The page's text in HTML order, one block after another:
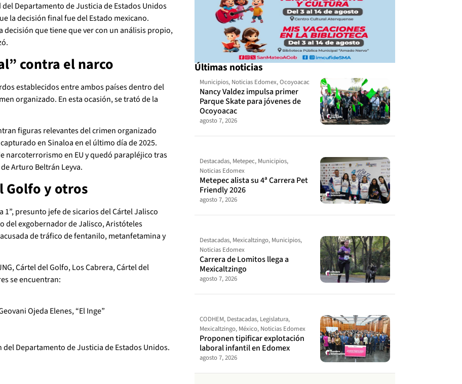
Departamento de Justicia de Estados Unidos
la decisión final fue del Estado mexicano.
decisión que tiene que ver con un análisis propio,
contra el narco
establecidos entre ambos países dentro del
organizado. En esta ocasión, se trató de la
figuras relevantes del crimen organizado
en Sinaloa en el último día de 2025.
narcoterrorismo en EU y quedó parapléjico tras
Arturo Beltrán Leyva.
Golfo y otros
presunto jefe de sicarios del Cártel Jalisco
del exgobernador de Jalisco, Aristóteles
de tráfico de fentanilo, metanfetamina y
Cártel del Golfo, Los Cabrera, Cártel del
se encuentran:
Ojeda Elenes, “El Inge”
Departamento de Justicia de Estados Unidos.
Últimas noticias
Municipios, Noticias Edomex,Ocoyoacac
Nancy Valdez impulsa primer
Parque Skate para jóvenes de
Ocoyoacac
agosto 7, 2026
Destacadas, Metepec, Municipios,
Noticias Edomex
Metepec alista su 4ª Carrera Pet
Friendly 2026
agosto 7, 2026
Destacadas, Mexicaltzingo, Municipios,
Noticias Edomex
Carrera de Lomitos llega a
Mexicaltzingo
agosto 7, 2026
CODHEM, Destacadas, Legislatura,
Mexicaltzingo, México, Noticias Edomex
Proponen tipificar explotación
laboral infantil en Edomex
agosto 7, 2026